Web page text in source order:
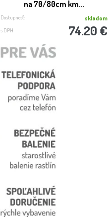
na 70/80cm km...
Dostupnosť: skladom
s DPH 74.20 €